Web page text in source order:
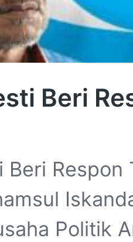
Beri
Beri
Politik